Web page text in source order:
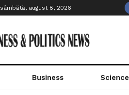
sâmbătă, august 8, 2026
Business Science